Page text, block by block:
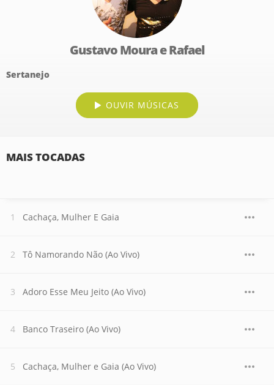
Gustavo Moura e Rafael
Sertanejo
OUVIR MÚSICAS
MAIS TOCADAS
Cachaça, Mulher E Gaia
Tô Namorando Não (Ao Vivo)
Adoro Esse Meu Jeito (Ao Vivo)
Banco Traseiro (Ao Vivo)
Cachaça, Mulher e Gaia (Ao Vivo)